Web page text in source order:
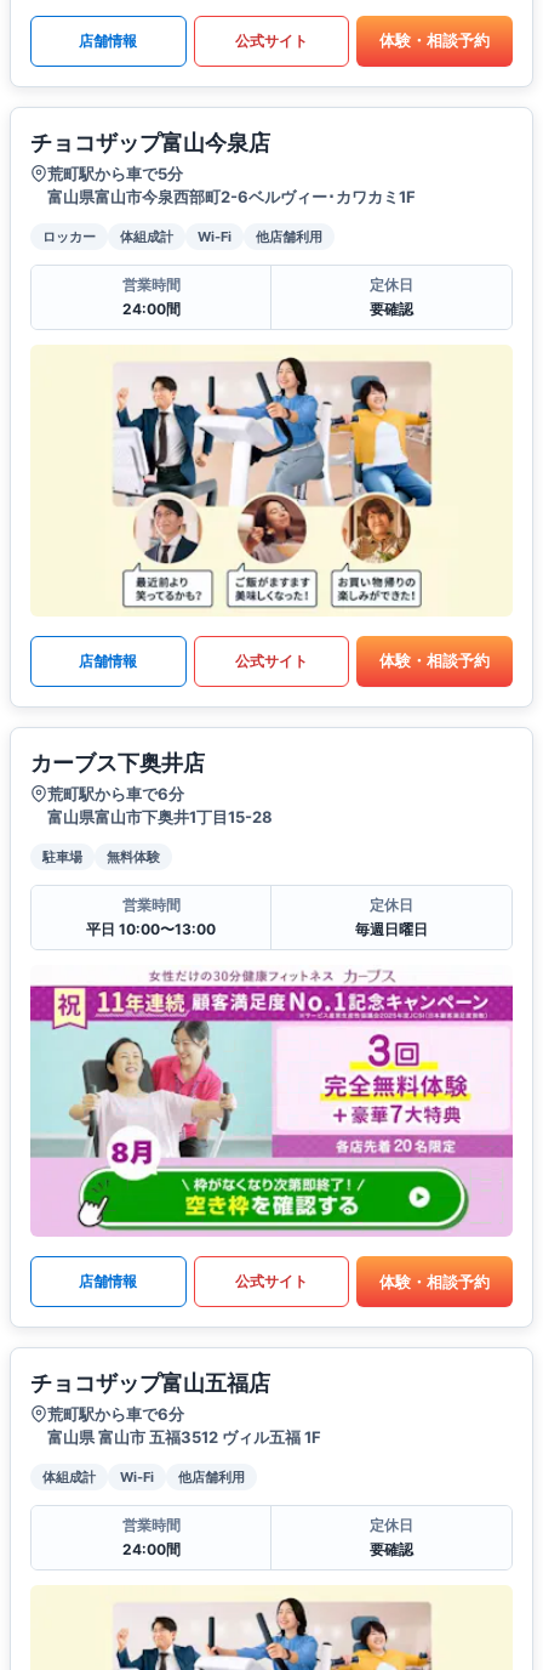
店舗情報 公式サイト 体験・相談予約
チョコザップ富山今泉店
荒町駅から車で5分
富山県富山市今泉西部町2-6ベルヴィー･カワカミ1F
ロッカー 体組成計 Wi-Fi 他店舗利用
営業時間
24:00間
定休日
要確認
店舗情報 公式サイト 体験・相談予約
カーブス下奥井店
荒町駅から車で6分
富山県富山市下奥井1丁目15-28
駐車場 無料体験
営業時間
平日 10:00〜13:00
定休日
毎週日曜日
店舗情報 公式サイト 体験・相談予約
チョコザップ富山五福店
荒町駅から車で6分
富山県 富山市 五福3512 ヴィル五福 1F
体組成計 Wi-Fi 他店舗利用
営業時間
24:00間
定休日
要確認